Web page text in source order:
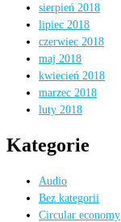
sierpień 2018
lipiec 2018
czerwiec 2018
maj 2018
kwiecień 2018
marzec 2018
luty 2018
Kategorie
Audio
Bez kategorii
Circular economy